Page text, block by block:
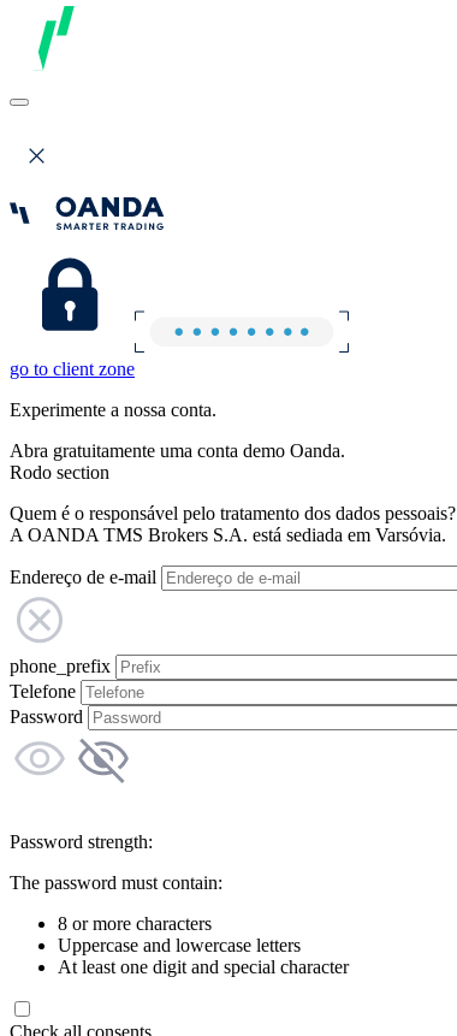
go to client zone
Experimente a nossa conta.
Abra gratuitamente uma conta demo Oanda.
Rodo section
Quem é o responsável pelo tratamento dos dados pessoais?
A OANDA TMS Brokers S.A. está sediada em Varsóvia.
Endereço de e-mail
phone_prefix
Telefone
Password
Password strength:
The password must contain:
8 or more characters
Uppercase and lowercase letters
At least one digit and special character
Check all consents